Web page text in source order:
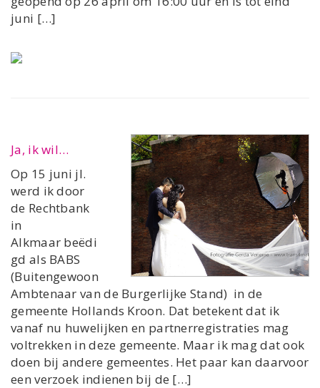
juni […]
Ja, ik wil…
Op 15 juni jl.
werd ik door
de Rechtbank
in
Alkmaar beëdi
gd als BABS
(Buitengewoon
Ambtenaar van de Burgerlijke Stand) in de
gemeente Hollands Kroon. Dat betekent dat ik
vanaf nu huwelijken en partnerregistraties mag
voltrekken in deze gemeente. Maar ik mag dat ook
doen bij andere gemeentes. Het paar kan daarvoor
een verzoek indienen bij de […]